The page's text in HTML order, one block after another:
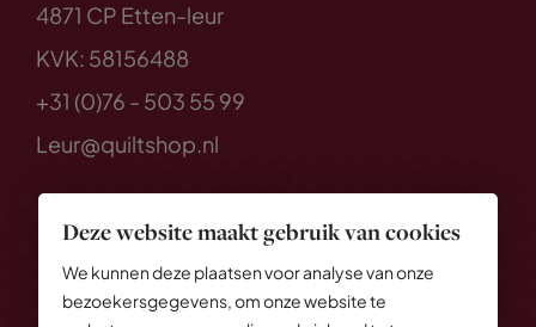
Deze website maakt gebruik van cookies
We kunnen deze plaatsen voor analyse van onze
bezoekersgegevens, om onze website te
4871 CP Etten-leur
KVK: 58156488
+31 (0)76 - 503 55 99
Leur@quiltshop.nl